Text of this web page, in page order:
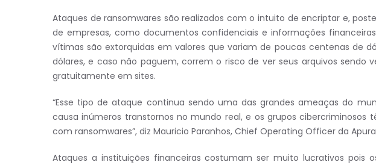
Ataques de ransomwares são realizados com o intuito de encriptar e,
de empresas, como documentos confidenciais e informações
vítimas são extorquidas em valores que variam de poucas centenas de
dólares, e caso não paguem, correm o risco de ver seus arquivos sendo
gratuitamente em sites.
“Esse tipo de ataque continua sendo uma das grandes ameaças do
causa inúmeros transtornos no mundo real, e os grupos cibercriminosos
com ransomwares”, diz Mauricio Paranhos, Chief Operating Officer da
Ataques a instituições financeiras costumam ser muito lucrativos pois